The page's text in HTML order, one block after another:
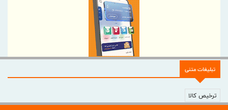
پیام روابط عمومی ذوب‌آهن اصفهان به مناسبت روز خبرنگار
سه بویلر نیروگاه در دو ماه به مدار بازگشتند
اطلاع رسانی حرفه‌ای، شفاف و متعهدانه، رکن توسعه همه جانبه
صنعت بیمه
قلم، حافظ حقیقت؛ خبرنگار، روایتگر آگاهی
پیام تبریک مدیرعامل بانک رفاه کارگران به مناسبت روز خبرنگار
تبلیغات متنی
ترخیص کالا